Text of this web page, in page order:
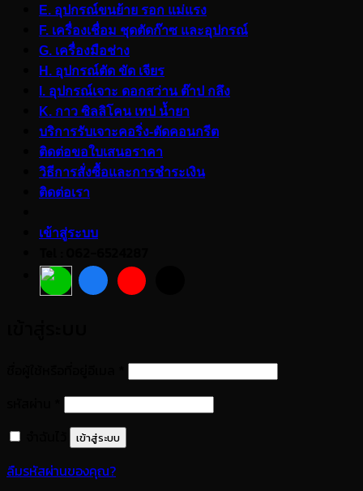
E. อุปกรณ์ขนย้าย รอก แม่แรง
F. เครื่องเชื่อม ชุดตัดก๊าซ และอุปกรณ์
G. เครื่องมือช่าง
H. อุปกรณ์ตัด ขัด เจียร
I. อุปกรณ์เจาะ ดอกสว่าน ต๊าป กลึง
K. กาว ซิลลิโคน เทป น้ำยา
บริการรับเจาะคอริ่ง-ตัดคอนกรีต
ติดต่อขอใบเสนอราคา
วิธีการสั่งซื้อและการชำระเงิน
ติดต่อเรา
เข้าสู่ระบบ
ต้องการ
ต้องการ
เข้าสู่ระบบ
ลืมรหัสผ่านของคุณ?